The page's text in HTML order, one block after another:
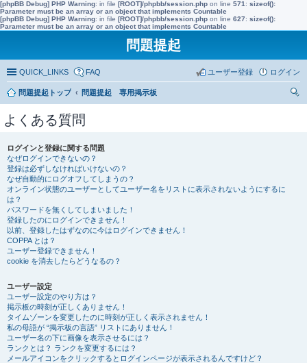
[phpBB Debug] PHP Warning: in file [ROOT]/phpbb/session.php on line 571 : sizeof():
Parameter must be an array or an object that implements Countable
[phpBB Debug] PHP Warning: in file [ROOT]/phpbb/session.php on line 627: sizeof():
Parameter must be an array or an object that implements Countable
問題提起
QUICK_LINKS FAQ ログイン
ユーザー登録
問題提起トップ
問題提起 専用掲示板
よくある質問
ログインと登録に関する問題
なぜログインできないの？
登録は必ずしなければいけないの？
なぜ自動的にログオフしてしまうの？
オンライン状態のユーザーとしてユーザー名をリストに表示されないようにするに
は？
パスワードを無くしてしまいました！
登録したのにログインできません！
以前、登録したはずなのに今はログインできません！
COPPA とは？
ユーザー登録できません！
cookie を消去したらどうなるの？
ユーザー設定
ユーザー設定のやり方は？
掲示板の時刻が正しくありません！
タイムゾーンを変更したのに時刻が正しく表示されません！
私の母語が “掲示板の言語” リストにありません！
ユーザー名の下に画像を表示させるには？
ランクとは？ ランクを変更するには？
メールアイコンをクリックするとログインページが表示されるんですけど？